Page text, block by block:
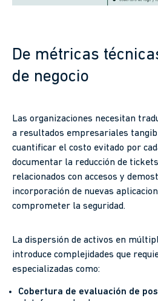
De métricas
de negocio
Las organizaciones necesitan
a resultados empresariales
cuantificar el costo evitado por
documentar la reducción de
relacionados con accesos y
incorporación de nuevas
comprometer la seguridad.
La dispersión de activos en
introduce complejidades que
especializadas como:
Cobertura de evaluación de